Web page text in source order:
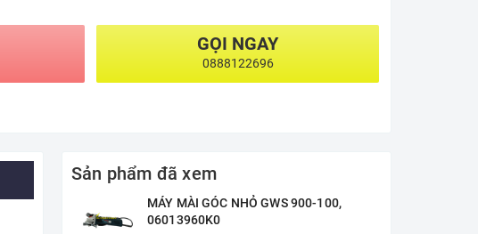
GỌI NGAY
0888122696
Sản phẩm đã xem
MÁY MÀI GÓC NHỎ GWS 900-100,
06013960K0